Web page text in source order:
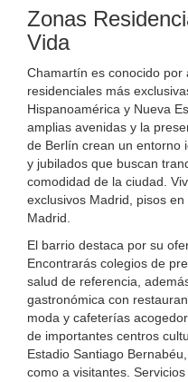
Zonas
Vida
Chamartín es conocido
residenciales más
Hispanoamérica y Nueva
amplias avenidas y la
de Berlín crean un entorno
y jubilados que buscan
comodidad de la ciudad.
exclusivos Madrid, pisos
Madrid.
El barrio destaca por su
Encontrarás colegios de
salud de referencia,
gastronómica con
moda y cafeterías
de importantes centros
Estadio Santiago
como a visitantes.